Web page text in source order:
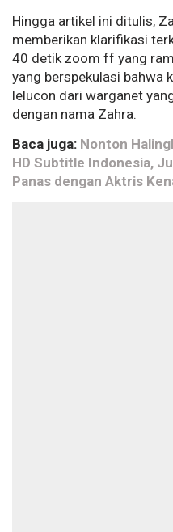
Hingga artikel ini ditulis,
memberikan klarifikasi
40 detik zoom ff yang
yang berspekulasi bahwa
lelucon dari warganet
dengan nama Zahra.
Baca juga: Nonton
HD Subtitle Indonesia,
Panas dengan Aktris